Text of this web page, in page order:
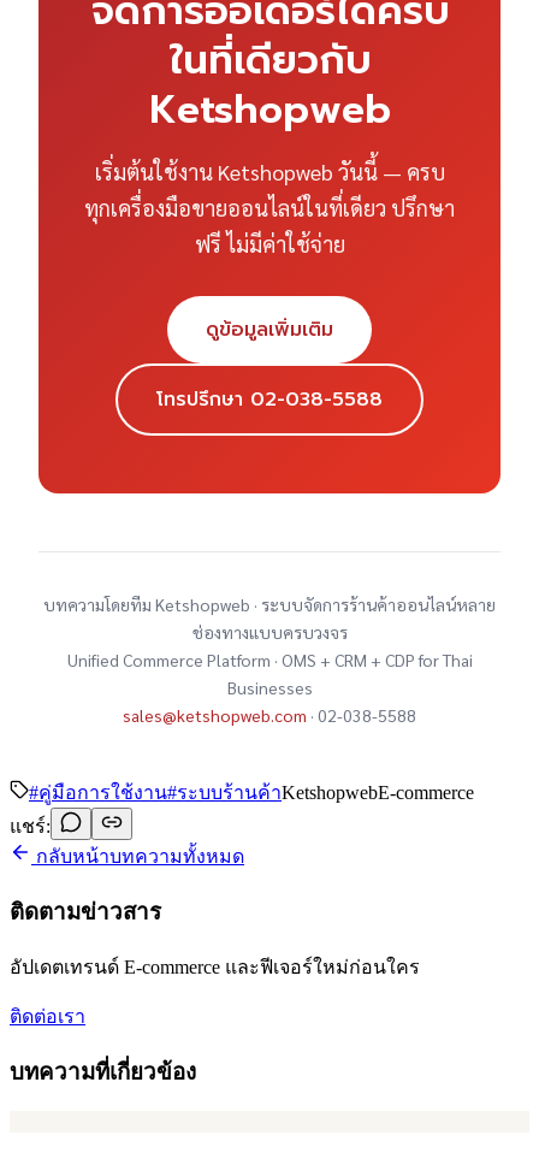
จัดการออเดอร์ได้ครบ
ในที่เดียวกับ
Ketshopweb
เริ่มต้นใช้งาน Ketshopweb วันนี้ — ครบ
ทุกเครื่องมือขายออนไลน์ในที่เดียว ปรึกษา
ฟรี ไม่มีค่าใช้จ่าย
ดูข้อมูลเพิ่มเติม
โทรปรึกษา 02-038-5588
บทความโดยทีม Ketshopweb · ระบบจัดการร้านค้าออนไลน์หลาย
ช่องทางแบบครบวงจร
Unified Commerce Platform · OMS + CRM + CDP for Thai
Businesses
sales@ketshopweb.com · 02-038-5588
#คู่มือการใช้งาน#ระบบร้านค้าKetshopwebE-commerce
แชร์:
กลับหน้าบทความทั้งหมด
ติดตามข่าวสาร
อัปเดตเทรนด์ E-commerce และฟีเจอร์ใหม่ก่อนใคร
ติดต่อเรา
บทความที่เกี่ยวข้อง